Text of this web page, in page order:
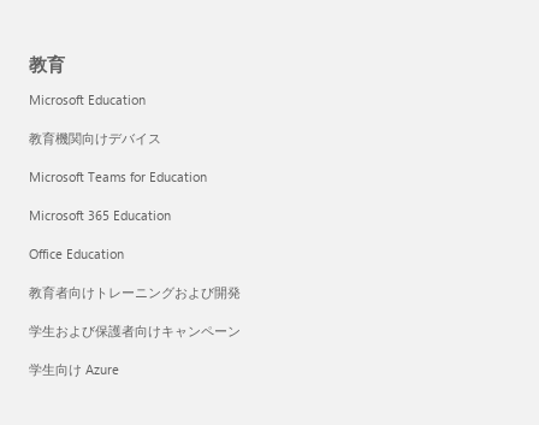
教育
Microsoft Education
教育機関向けデバイス
Microsoft Teams for Education
Microsoft 365 Education
Office Education
教育者向けトレーニングおよび開発
学生および保護者向けキャンペーン
学生向け Azure